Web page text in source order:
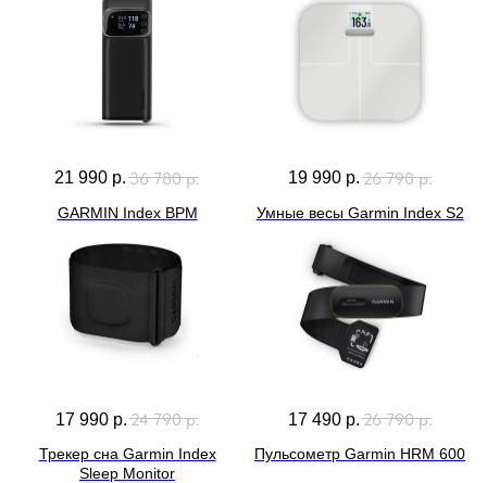
21 990 р. 36 780 р.
GARMIN Index BPM
19 990 р. 26 790 р.
Умные весы Garmin Index S2
17 990 р. 24 790 р.
Трекер сна Garmin Index
Sleep Monitor
17 490 р. 26 790 р.
Пульсометр Garmin HRM 600